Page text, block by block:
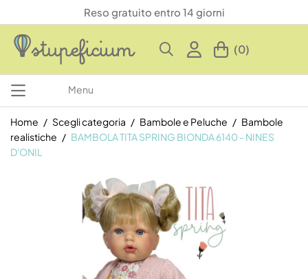
Reso gratuito entro 14 giorni
(0)
Menu
Home Scegli categoria Bambole e Peluche
Bambole
realistiche
BAMBOLA TITA SPRING BIONDA 6140 - NINES
D'ONIL